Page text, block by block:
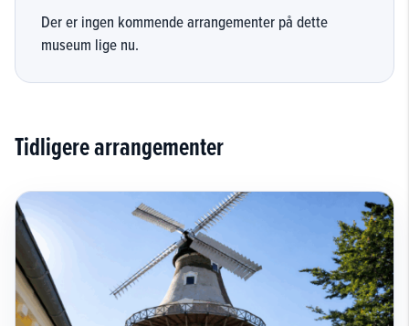
Der er ingen kommende arrangementer på dette
museum lige nu.
Tidligere arrangementer